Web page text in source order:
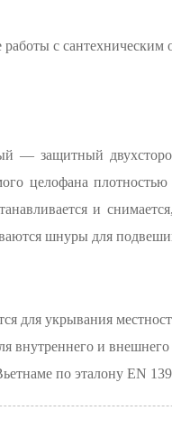
с сантехническим
— защитный
целофана
и
шнуры для
для укрывания
внутреннего и внешнего
по эталону EN